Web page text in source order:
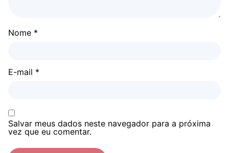
Nome *
E-mail *
Salvar meus dados neste navegador para a próxima
vez que eu comentar.